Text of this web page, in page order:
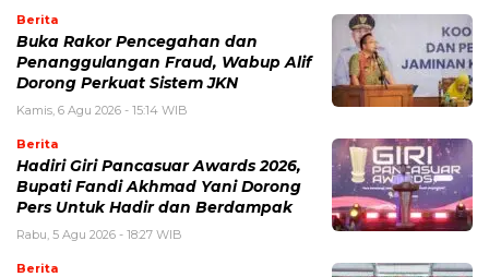
Berita
Buka Rakor Pencegahan dan
Penanggulangan Fraud, Wabup Alif
Dorong Perkuat Sistem JKN
Kamis, 6 Agu 2026 - 15:14 WIB
Berita
Hadiri Giri Pancasuar Awards 2026,
Bupati Fandi Akhmad Yani Dorong
Pers Untuk Hadir dan Berdampak
Rabu, 5 Agu 2026 - 18:27 WIB
Berita